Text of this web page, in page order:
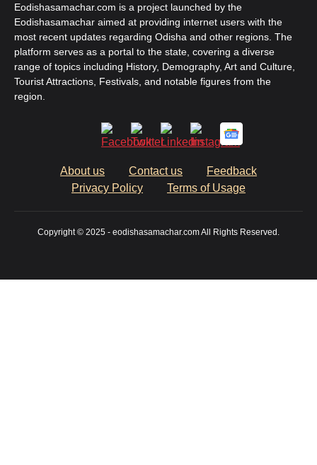
Eodishasamachar.com is a project launched by the
Eodishasamachar aimed at providing internet users with the
most recent updates regarding Odisha and other regions. The
platform serves as a portal to the state, covering a diverse
range of topics including History, Demography, Art and Culture,
Tourist Attractions, Festivals, and notable figures from the
region.
About us Contact us
Feedback
Privacy Policy
Terms of Usage
Copyright © 2025 - eodishasamachar.com All Rights Reserved.